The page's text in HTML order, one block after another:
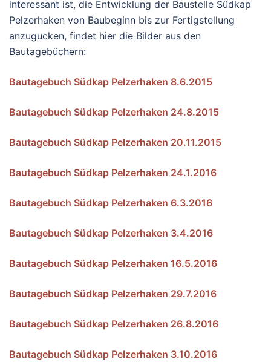
interessant ist, die Entwicklung der Baustelle Südkap
Pelzerhaken von Baubeginn bis zur Fertigstellung
anzugucken, findet hier die Bilder aus den
Bautagebüchern:
Bautagebuch Südkap Pelzerhaken 8.6.2015
Bautagebuch Südkap Pelzerhaken 24.8.2015
Bautagebuch Südkap Pelzerhaken 20.11.2015
Bautagebuch Südkap Pelzerhaken 24.1.2016
Bautagebuch Südkap Pelzerhaken 6.3.2016
Bautagebuch Südkap Pelzerhaken 3.4.2016
Bautagebuch Südkap Pelzerhaken 16.5.2016
Bautagebuch Südkap Pelzerhaken 29.7.2016
Bautagebuch Südkap Pelzerhaken 26.8.2016
Bautagebuch Südkap Pelzerhaken 3.10.2016